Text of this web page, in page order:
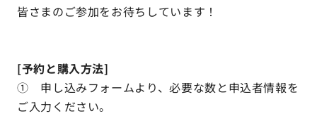
皆さまのご参加をお待ちしています！
[予約と購入方法]
① 申し込みフォームより、必要な数と申込者情報を
ご入力ください。